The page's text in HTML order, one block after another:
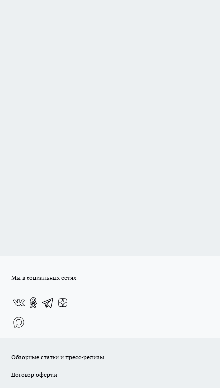
Мы в социальных сетях
Обзорные статьи и пресс-релизы
Договор оферты